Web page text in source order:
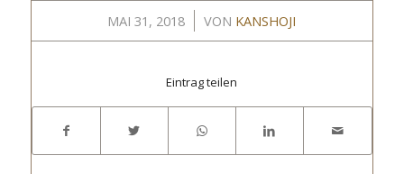
MAI 31, 2018
/ VON KANSHOJI
Eintrag teilen